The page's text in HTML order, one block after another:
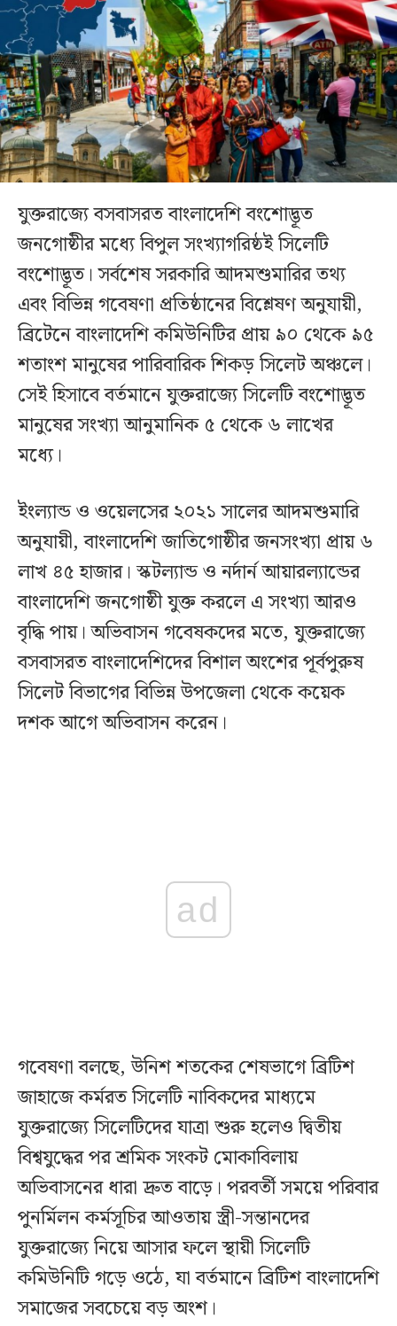
যুক্তরাজ্যে বসবাসরত বাংলাদেশি বংশোদ্ভূত
জনগোষ্ঠীর মধ্যে বিপুল সংখ্যাগরিষ্ঠই সিলেটি
বংশোদ্ভূত। সর্বশেষ সরকারি আদমশুমারির তথ্য
এবং বিভিন্ন গবেষণা প্রতিষ্ঠানের বিশ্লেষণ অনুযায়ী,
ব্রিটেনে বাংলাদেশি কমিউনিটির প্রায় ৯০ থেকে ৯৫
শতাংশ মানুষের পারিবারিক শিকড় সিলেট অঞ্চলে।
সেই হিসাবে বর্তমানে যুক্তরাজ্যে সিলেটি বংশোদ্ভূত
মানুষের সংখ্যা আনুমানিক ৫ থেকে ৬ লাখের
মধ্যে।
ইংল্যান্ড ও ওয়েলসের ২০২১ সালের আদমশুমারি
অনুযায়ী, বাংলাদেশি জাতিগোষ্ঠীর জনসংখ্যা প্রায় ৬
লাখ ৪৫ হাজার। স্কটল্যান্ড ও নর্দার্ন আয়ারল্যান্ডের
বাংলাদেশি জনগোষ্ঠী যুক্ত করলে এ সংখ্যা আরও
বৃদ্ধি পায়। অভিবাসন গবেষকদের মতে, যুক্তরাজ্যে
বসবাসরত বাংলাদেশিদের বিশাল অংশের পূর্বপুরুষ
সিলেট বিভাগের বিভিন্ন উপজেলা থেকে কয়েক
দশক আগে অভিবাসন করেন।
ad
গবেষণা বলছে, উনিশ শতকের শেষভাগে ব্রিটিশ
জাহাজে কর্মরত সিলেটি নাবিকদের মাধ্যমে
যুক্তরাজ্যে সিলেটিদের যাত্রা শুরু হলেও দ্বিতীয়
বিশ্বযুদ্ধের পর শ্রমিক সংকট মোকাবিলায়
অভিবাসনের ধারা দ্রুত বাড়ে। পরবর্তী সময়ে পরিবার
পুনর্মিলন কর্মসূচির আওতায় স্ত্রী-সন্তানদের
যুক্তরাজ্যে নিয়ে আসার ফলে স্থায়ী সিলেটি
কমিউনিটি গড়ে ওঠে, যা বর্তমানে ব্রিটিশ বাংলাদেশি
সমাজের সবচেয়ে বড় অংশ।